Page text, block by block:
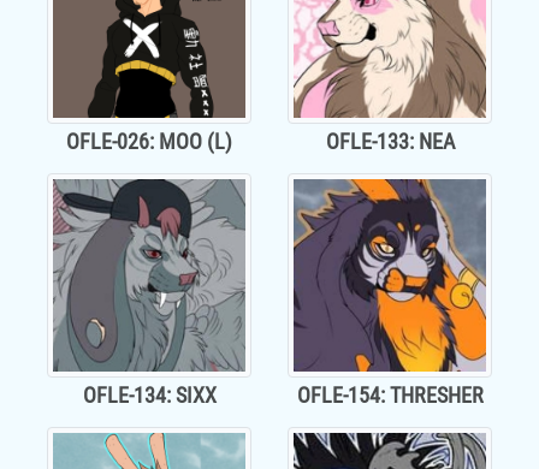
OFLE-026: MOO (L) OFLE-133: NEA
OFLE-134: SIXX OFLE-154: THRESHER